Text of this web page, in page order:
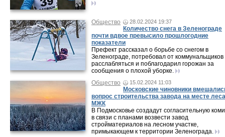
Общество 28.02.2024 19:37
Количество снега в Зеленограде
почти вдвое превысило прошлогодние
показатели
Префект рассказал о борьбе со снегом в
Зеленограде, потребовал от коммунальщиков
расслабляться и поблагодарил горожан за
сообщения о плохой уборке.
Общество
15.02.2024 11:03
Московские чиновники
вопрос строительства завода на месте
МЖК
В Подмосковье создадут согласительную
в связи с планами возвести завод
стройматериалов на лесном участке,
примыкающем к территории Зеленограда.